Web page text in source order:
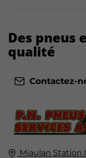
Miaulan Station
Des pneus
qualité
Contactez-